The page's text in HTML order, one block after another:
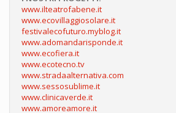
www.ilteatrofabene.it
www.ecovillaggiosolare.it
festivalecofuturo.myblog.it
www.adomandarisponde.it
www.ecofiera.it
www.ecotecno.tv
www.stradaalternativa.com
www.sessosublime.it
www.clinicaverde.it
www.amoreamore.it